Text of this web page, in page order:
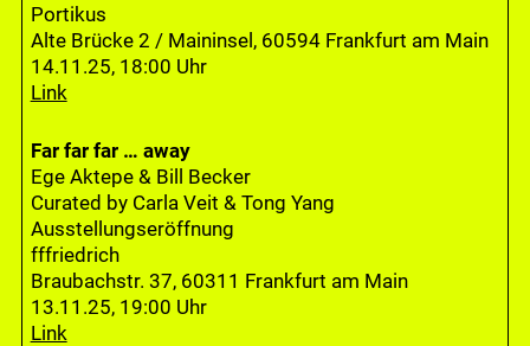
Portikus
Alte Brücke 2 / Maininsel, 60594 Frankfurt am Main
14.11.25, 18:00 Uhr
Link
Far far far … away
Ege Aktepe & Bill Becker
Curated by Carla Veit & Tong Yang
Ausstellungseröffnung
fffriedrich
Braubachstr. 37, 60311 Frankfurt am Main
13.11.25, 19:00 Uhr
Link